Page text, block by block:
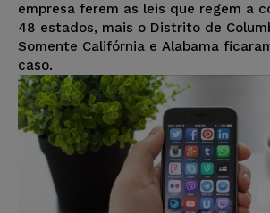
empresa ferem as leis que regem a
48 estados, mais o Distrito de
Somente Califórnia e Alabama
caso.